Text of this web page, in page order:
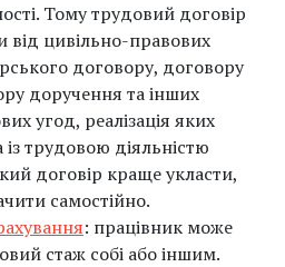
Тому трудовий договір
від цивільно-правових
договору, договору
доручення та інших
угод, реалізація яких
із трудовою діяльністю
договір краще укласти,
самостійно.
: працівник може
стаж собі або іншим.